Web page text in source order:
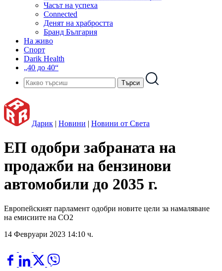
Часът на успеха
Connected
Денят на храбростта
Бранд България
На живо
Спорт
Darik Health
„40 до 40“
Дарик | Новини | Новини от Света
ЕП одобри забраната на
продажби на бензинови
автомобили до 2035 г.
Европейският парламент одобри новите цели за намаляване
на емисиите на CO2
14 Февруари 2023 14:10 ч.